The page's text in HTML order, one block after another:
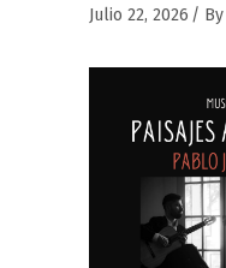
Julio 22, 2026 By